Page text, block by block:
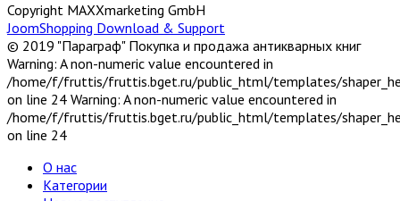
Copyright MAXXmarketing GmbH
JoomShopping Download & Support
© 2019 "Параграф" Покупка и продажа антикварных книг
Warning: A non-numeric value encountered in
/home/f/fruttis/fruttis.bget.ru/public_html/templates/
on line 24 Warning: A non-numeric value encountered in
/home/f/fruttis/fruttis.bget.ru/public_html/templates/
on line 24
О нас
Категории